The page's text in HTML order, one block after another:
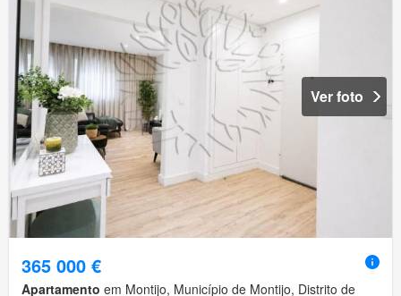
Ver foto
365 000 €
Apartamento em Montijo, Município de Montijo, Distrito de